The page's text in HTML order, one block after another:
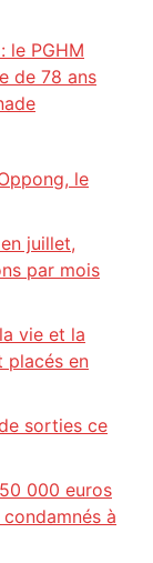
le PGHM
de 78 ans
le
juillet,
par mois
vie et la
placés en
sorties ce
000 euros
à